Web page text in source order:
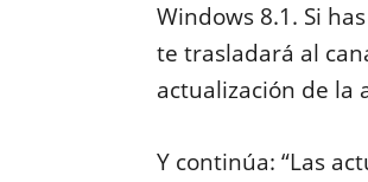
Windows 8.1. Si
te trasladará al
actualización de la
Y continúa: “Las